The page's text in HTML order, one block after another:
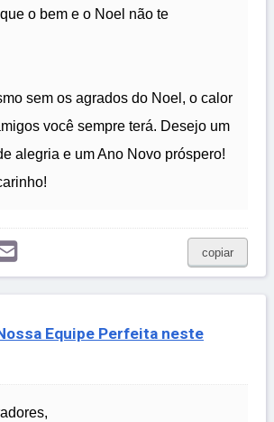
o bem e o Noel não te
sem os agrados do Noel, o calor
você sempre terá. Desejo um
alegria e um Ano Novo próspero!
copiar
Equipe Perfeita neste